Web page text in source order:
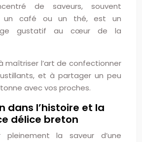
de saveurs, souvent
un café ou un thé, est un
gustatif au cœur de la
maîtriser l’art de confectionner
et à partager un peu
avec vos proches.
dans l’histoire et la
délice breton
pleinement la saveur d’une